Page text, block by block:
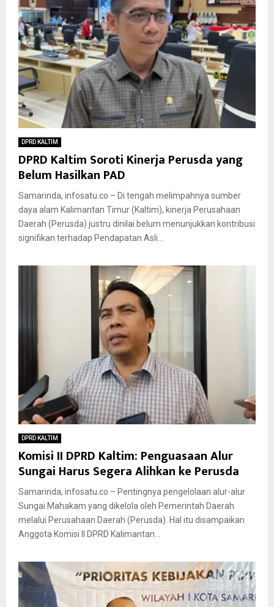
DPRD KALTIM
DPRD Kaltim Soroti Kinerja Perusda yang
Belum Hasilkan PAD
Samarinda, infosatu.co – Di tengah melimpahnya sumber
daya alam Kalimantan Timur (Kaltim), kinerja Perusahaan
Daerah (Perusda) justru dinilai belum menunjukkan kontribusi
signifikan terhadap Pendapatan Asli...
DPRD KALTIM
Komisi II DPRD Kaltim: Penguasaan Alur
Sungai Harus Segera Alihkan ke Perusda
Samarinda, infosatu.co – Pentingnya pengelolaan alur-alur
Sungai Mahakam yang dikelola oleh Pemerintah Daerah
melalui Perusahaan Daerah (Perusda). Hal itu disampaikan
Anggota Komisi II DPRD Kalimantan...